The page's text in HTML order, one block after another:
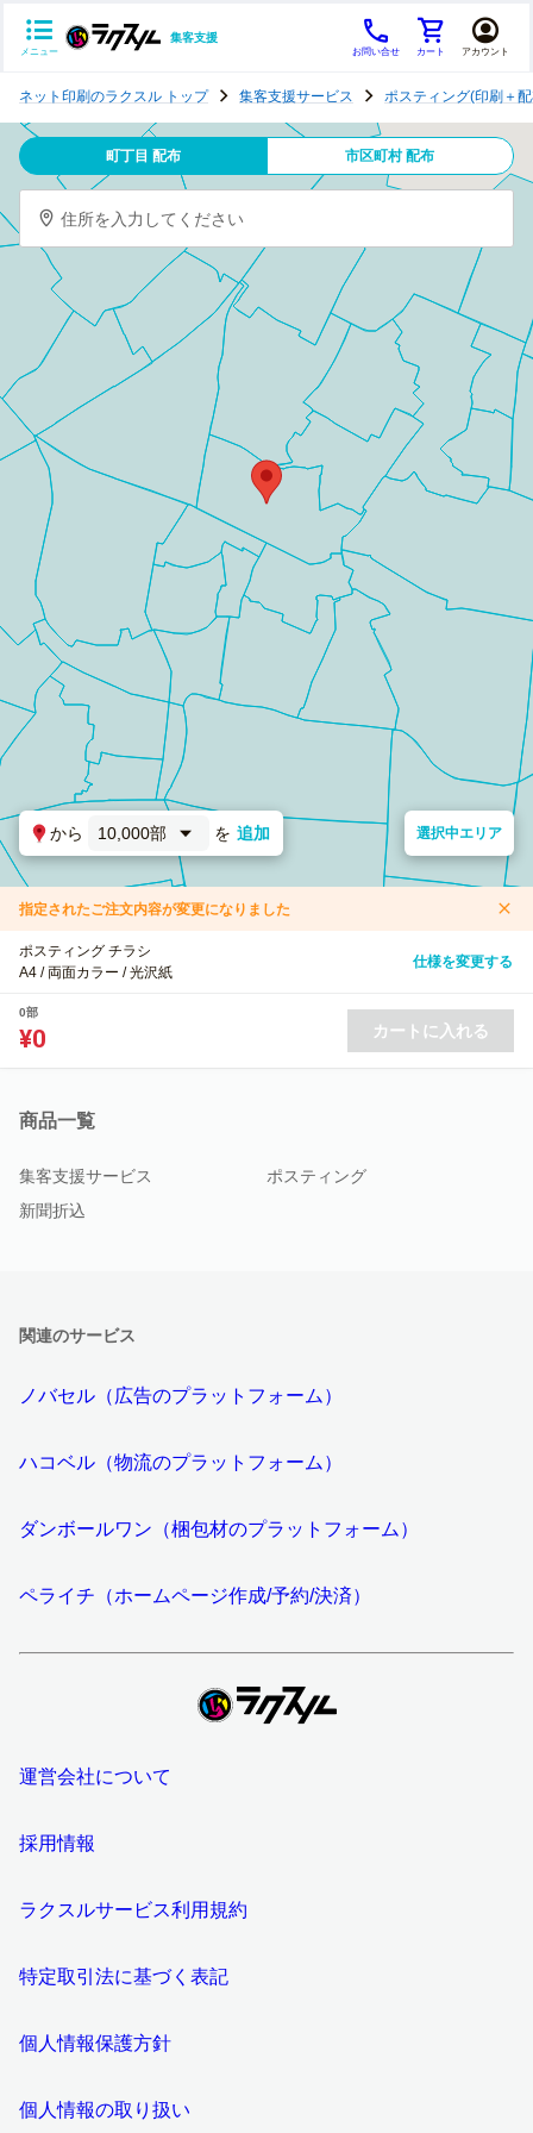
メニュー
集客支援
お問い合せ カート アカウント
テ
ン
グ
ネット印刷のラクスル トップ 集客支援サービス ポスティング(印刷＋
町丁目 配布 市区町村 配布
住所を入力してください
から 10,000部 を 追加 選択中エリア
指定されたご注文内容が変更になりました
ポスティング チラシ
A4 / 両面カラー / 光沢紙
仕様を変更する
0部
¥0 カートに入れる
商品一覧
集客支援サービス
ポスティング
新聞折込
関連のサービス
ノバセル（広告のプラットフォーム）
ハコベル（物流のプラットフォーム）
ダンボールワン（梱包材のプラットフォーム）
ペライチ（ホームページ作成/予約/決済）
運営会社について
採用情報
ラクスルサービス利用規約
特定取引法に基づく表記
個人情報保護方針
個人情報の取り扱い